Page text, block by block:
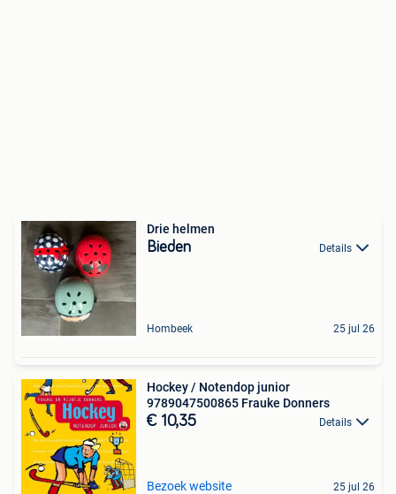
Drie helmen
Bieden Details
Hombeek 25 jul 26
Hockey / Notendop junior
9789047500865 Frauke Donners
€ 10,35 Details
Bezoek website 25 jul 26